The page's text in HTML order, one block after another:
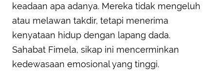
keadaan apa adanya. Mereka tidak mengeluh
atau melawan takdir, tetapi menerima
kenyataan hidup dengan lapang dada.
Sahabat Fimela, sikap ini mencerminkan
kedewasaan emosional yang tinggi.